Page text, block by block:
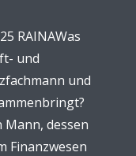
RAINAWas
und
und
dessen
Finanzwesen